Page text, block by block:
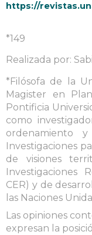
https://
*149
Realizada por:
*Filósofa de la
Magister en
Pontificia
como
ordenamiento
Investigaciones
de visiones
Investigaciones
CER) y de
las Naciones
Las opiniones
expresan la